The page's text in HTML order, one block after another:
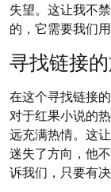
失望。这让我不
的，它需要我们用
寻找链接
在这个寻找链接
对于红果小说的
远充满热情。这
迷失了方向，他
诉我们，只要有